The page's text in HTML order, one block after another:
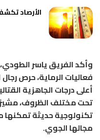
الأرصاد
وأكد الفريق ياسر
فعاليات الرماية، حرص
أعلى درجات الجاهزية
تحت مختلف الظروف،
تكنولوجية حديثة
مجالها الجوي.